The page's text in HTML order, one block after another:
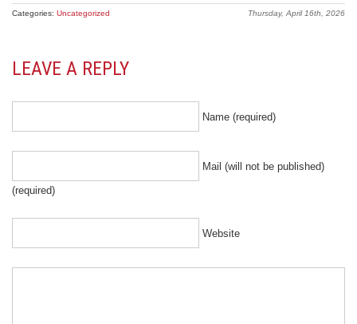
Thursday, April 16th, 2026
Categories: Uncategorized
LEAVE A REPLY
Name (required)
Mail (will not be published)
(required)
Website